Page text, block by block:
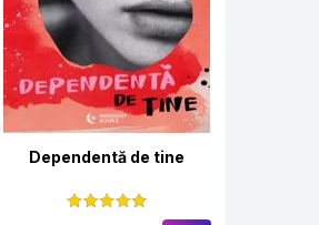
Dependentă de tine